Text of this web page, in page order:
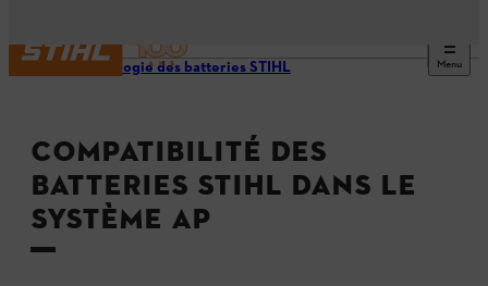
Menu
Technologie des batteries STIHL
COMPATIBILITÉ DES
BATTERIES STIHL DANS LE
SYSTÈME AP